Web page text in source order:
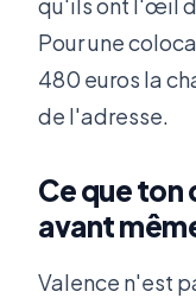
Pour une
480 euros la
de l'adresse.
Ce que ton
avant
Valence n'est